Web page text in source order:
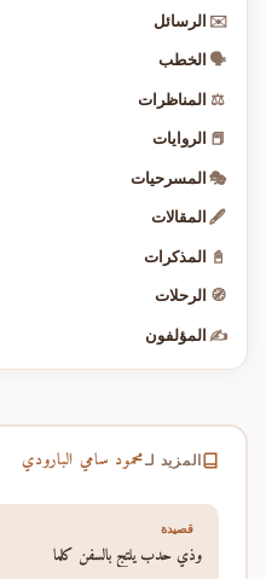
✉️ الرسائل
🗣️ الخطب
⚖️ المناظرات
📕 الروايات
🎭 المسرحيات
🖋️ المقالات
📓 المذكرات
🧭 الرحلات
✍️ المؤلفون
المزيد لـمحمود سامي البارودي
قصيدة
وذي حدب يلتج بالسفن كلما